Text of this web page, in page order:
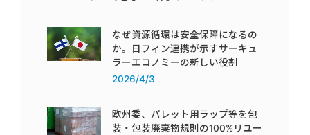
なぜ資源循環は安全保障になるの
か。日フィン連携が示すサーキュ
ラーエコノミーの新しい役割
2026/4/3
欧州委、パレット用ラップ等を包
装・包装廃棄物規則の100%リユー